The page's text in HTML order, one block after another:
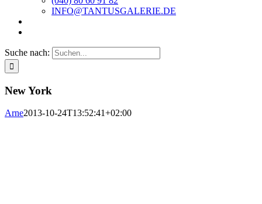
INFO@TANTUSGALERIE.DE
Suche nach:
New York
Arne2013-10-24T13:52:41+02:00